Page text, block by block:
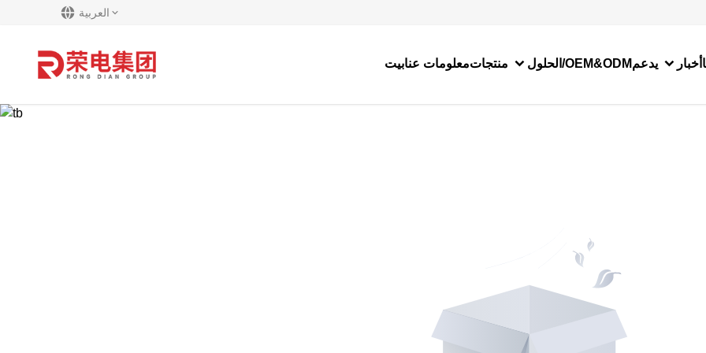
العربية
بيتمعلومات عنامنتجات الحلول/OEM&ODMيدعم أخبار